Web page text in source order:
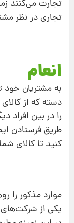
تجارت می‌کنند
تجاری در نظر
انعام
به مشتریان خود
دسته که از
را در بین افراد
طریق فرستادن
کنید تا کالای
موارد مذکور را
یکی از